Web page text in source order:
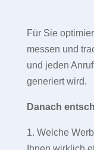
Für Sie
messen und
und jeden
generiert wird.
Danach
1. Welche